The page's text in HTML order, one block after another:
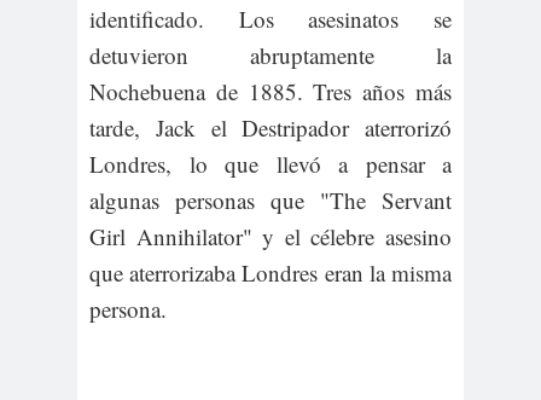
identificado. Los asesinatos se
detuvieron abruptamente la
Nochebuena de 1885. Tres años más
tarde, Jack el Destripador aterrorizó
Londres, lo que llevó a pensar a
algunas personas que "The Servant
Girl Annihilator" y el célebre asesino
que aterrorizaba Londres eran la misma
persona.